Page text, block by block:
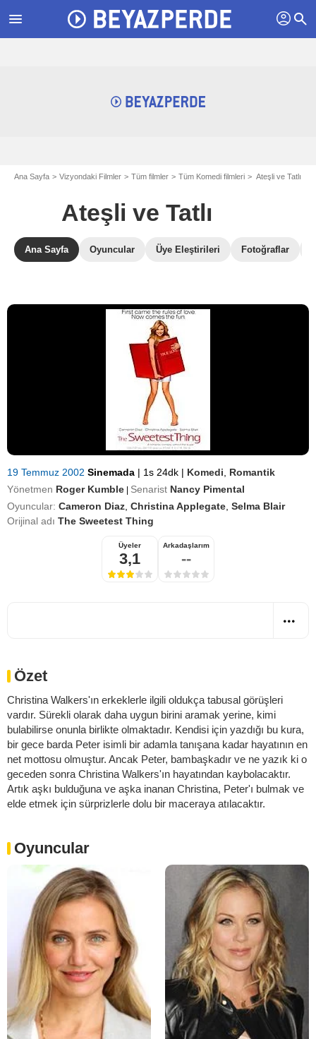
menu profil search
Ana Sayfa Vizyondaki Filmler Tüm filmler Tüm Komedi filmleri Ateşli ve Tatlı
Ateşli ve Tatlı
Ana Sayfa Oyuncular Üye Eleştirileri Fotoğraflar
19 Temmuz 2002 Sinemada | 1s 24dk | Komedi
Romantik
Yönetmen Roger Kumble Senarist Nancy Pimental
Oyuncular: Cameron Diaz Christina Applegate Selma Blair
Orijinal adı The Sweetest Thing
Üyeler
3,1
Arkadaşlarım
--
Özet
Christina Walkers'ın erkeklerle ilgili oldukça tabusal görüşleri
vardır. Sürekli olarak daha uygun birini aramak yerine, kimi
bulabilirse onunla birlikte olmaktadır. Kendisi için yazdığı bu kura,
bir gece barda Peter isimli bir adamla tanışana kadar hayatının en
net mottosu olmuştur. Ancak Peter, bambaşkadır ve ne yazık ki o
geceden sonra Christina Walkers'ın hayatından kaybolacaktır.
Artık aşkı bulduğuna ve aşka inanan Christina, Peter'ı bulmak ve
elde etmek için sürprizlerle dolu bir maceraya atılacaktır.
Oyuncular